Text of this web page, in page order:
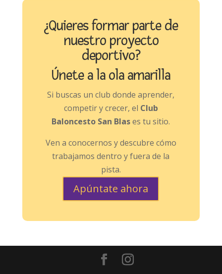
¿Quieres formar parte de
nuestro proyecto
deportivo?
Únete a la ola amarilla
Si buscas un club donde aprender,
competir y crecer, el Club
Baloncesto San Blases tu sitio.
Ven a conocernos y descubre cómo
trabajamos dentro y fuera de la
pista.
Apúntate ahora